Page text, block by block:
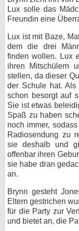
Lux solle das
Freundin eine
Lux ist mit Baze,
dem die drei
finden wollen. Lux
ihren Mitschülern
stellen, da dieser
der Schule hat.
schon besorgt auf
Sie ist etwas
Spaß zu haben
noch immer,
Radiosendung zu
sie deshalb und
offenbar ihren
sie habe dran
an.
Brynn gesteht
Eltern gestrichen
für die Party zur
und bietet an, die